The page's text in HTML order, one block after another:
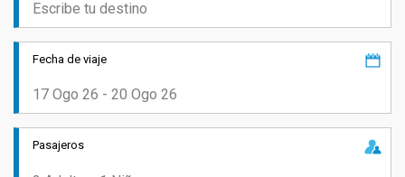
Fecha de viaje
Pasajeros